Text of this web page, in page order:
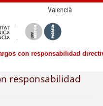
Valencià
con responsabilidad
responsabilidad